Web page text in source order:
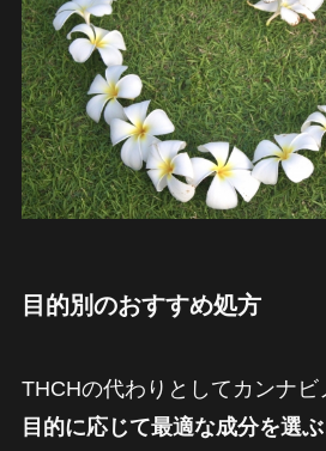
目的別のおすすめ処方
THCHの代わりとしてカンナビ
目的に応じて最適な成分を選ぶ